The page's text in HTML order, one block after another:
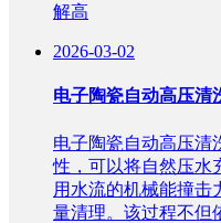
解高
2026-03-02
电子陶瓷自动高压清
电子陶瓷自动高压清
性，可以将自然压水
用水流的机械能撞击
量清理。该过程不但